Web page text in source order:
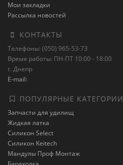
Мои закладки
Рассылка новостей
КОНТАКТЫ
Телефоны: (050) 965-53-73
Время работы: ПН-ПТ 10:00 - 18:00
г. Днепр
E-mail:
ПОПУЛЯРНЫЕ КАТЕГОРИИ
Запчасти для удилищ
Жидкая латка
Силикон Select
Силикон Keitech
Мандулы Проф Монтаж